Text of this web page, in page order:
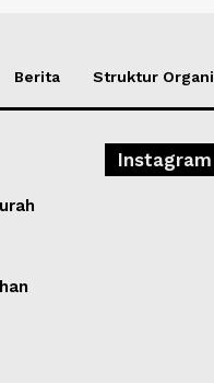
Berita Struktur